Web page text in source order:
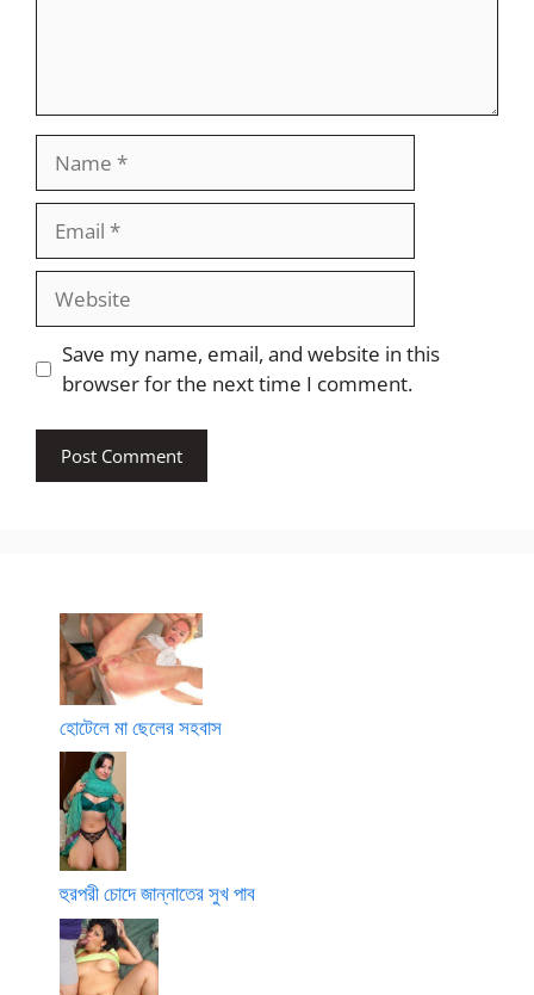
Website
Save my name, email, and website in this
browser for the next time I comment.
হোটেলে মা ছেলের সহবাস
হুরপরী চোদে জান্নাতের সুখ পাব